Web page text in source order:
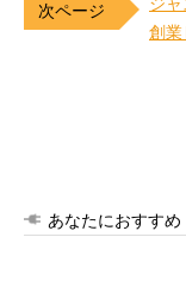
創業
あなたにおすすめ